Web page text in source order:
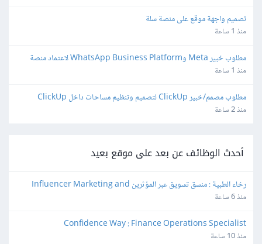
تصميم واجهة موقع على منصة سلة
منذ 1 ساعة
واتساب
منذ 1 ساعة
مطلوب مصمم/خبير ClickUp لتصميم وتنظيم مساحات داخل ClickUp
منذ 2 ساعة
أحدث الوظائف عن بعد على موقع بعيد
Production Coordinator
منذ 6 ساعة
Confidence Way : Finance Operations Specialist
منذ 10 ساعة